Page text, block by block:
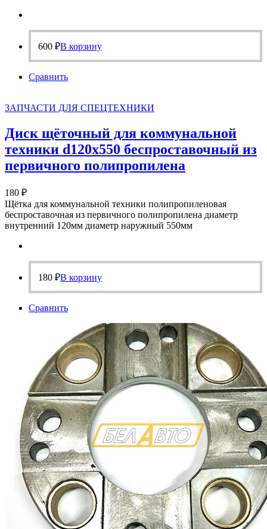
600 ₽В корзину
Сравнить
ЗАПЧАСТИ ДЛЯ СПЕЦТЕХНИКИ
Диск щёточный для коммунальной
техники d120х550 беспроставочный из
первичного полипропилена
180 ₽
Щётка для коммунальной техники полипропиленовая
беспроставочная из первичного полипропилена диаметр
внутренний 120мм диаметр наружный 550мм
180 ₽В корзину
Сравнить